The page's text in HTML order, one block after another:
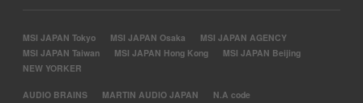
MSI JAPAN Tokyo MSI JAPAN Osaka
MSI JAPAN AGENCY
MSI JAPAN Taiwan
MSI JAPAN Hong Kong
MSI JAPAN Beijing
NEW YORKER
AUDIO BRAINS MARTIN AUDIO JAPAN
N.A code